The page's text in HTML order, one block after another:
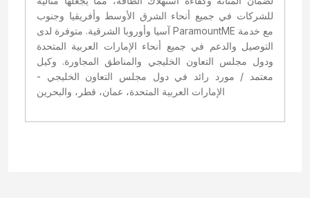
للشركات في جميع أنحاء الشرق الأوسط وأفريقيا وجنوب
آسيا وأوروبا الشرقية. متوفرة لدى ParamountME مع خدمة
التوصيل والدعم في جميع أنحاء الإمارات العربية المتحدة
ودول مجلس التعاون الخليجي والمناطق المجاورة. وكيل
معتمد / مورد رائد في دول مجلس التعاون الخليجي -
الإمارات العربية المتحدة، عمان، قطر، والبحرين